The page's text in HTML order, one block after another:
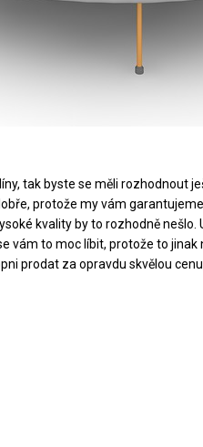
tak byste se měli rozhodnout
protože my vám
kvality by to rozhodně
vám to moc líbit, protože to
prodat za opravdu skvělou